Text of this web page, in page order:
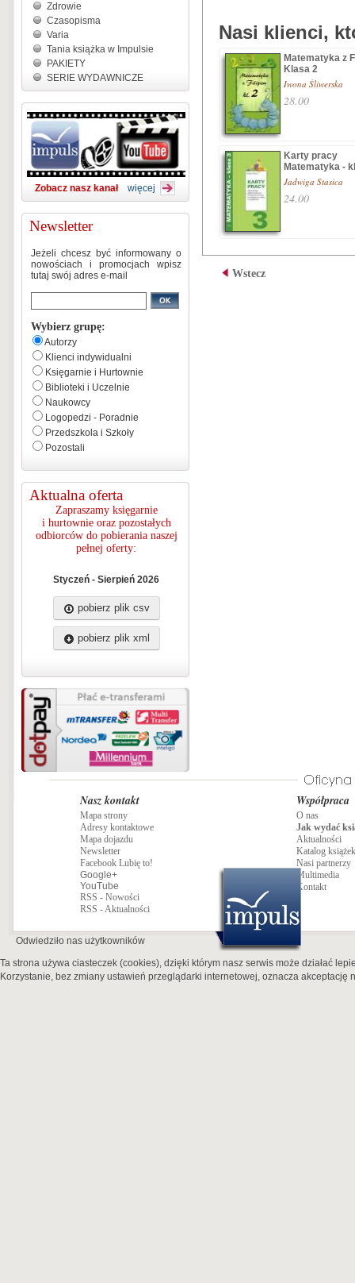
Zdrowie
Czasopisma
Varia
Tania książka w Impulsie
PAKIETY
SERIE WYDAWNICZE
Zobacz nasz kanał więcej
Newsletter
Jeżeli chcesz być informowany o
nowościach i promocjach wpisz
tutaj swój adres e-mail
Wybierz grupę:
Autorzy
Klienci indywidualni
Księgarnie i Hurtownie
Biblioteki i Uczelnie
Naukowcy
Logopedzi - Poradnie
Przedszkola i Szkoły
Pozostali
Aktualna oferta
Zapraszamy księgarnie
i hurtownie oraz pozostałych
odbiorców do pobierania naszej
pełnej oferty:
Styczeń - Sierpień 2026
pobierz plik csv
pobierz plik xml
Nasi klienci,
Matematyka z
Klasa 2
Iwona Śliwerska
28.00
Karty pracy
Matematyka -
Jadwiga Stasica
24.00
Wstecz
Nasz kontakt
Mapa strony
Adresy kontaktowe
Mapa dojazdu
Newsletter
Facebook Lubię to!
Google+
YouTube
RSS - Nowości
RSS - Aktualności
Współpraca
O nas
Jak wydać
Aktualności
Katalog książek
Nasi partnerzy
Multimedia
Kontakt
Odwiedziło nas użytkowników
Ta strona używa ciasteczek (cookies), dzięki którym nasz serwis może działać
Korzystanie, bez zmiany ustawień przeglądarki internetowej, oznacza akceptację